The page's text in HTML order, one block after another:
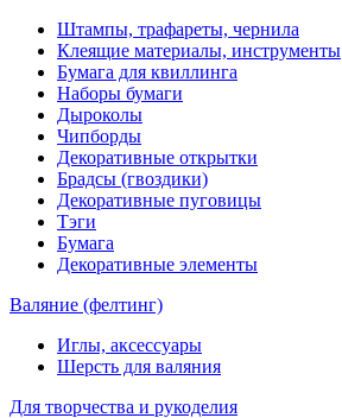
Штампы, трафареты, чернила
Клеящие материалы, инструменты
Бумага для квиллинга
Наборы бумаги
Дыроколы
Чипборды
Декоративные открытки
Брадсы (гвоздики)
Декоративные пуговицы
Тэги
Бумага
Декоративные элементы
Валяние (фелтинг)
Иглы, аксессуары
Шерсть для валяния
Для творчества и рукоделия